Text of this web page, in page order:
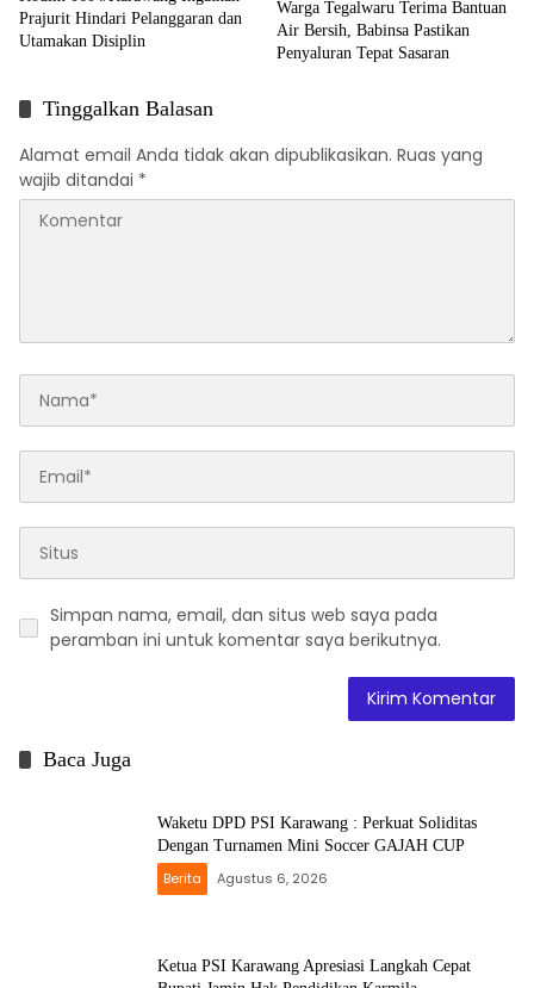
Prajurit Hindari Pelanggaran dan
Utamakan Disiplin
Warga Tegalwaru Terima Bantuan
Air Bersih, Babinsa Pastikan
Penyaluran Tepat Sasaran
Tinggalkan Balasan
Alamat email Anda tidak akan dipublikasikan. Ruas yang
wajib ditandai *
Simpan nama, email, dan situs web saya pada
peramban ini untuk komentar saya berikutnya.
Baca Juga
Waketu DPD PSI Karawang : Perkuat Soliditas
Dengan Turnamen Mini Soccer GAJAH CUP
Berita Agustus 6, 2026
Ketua PSI Karawang Apresiasi Langkah Cepat